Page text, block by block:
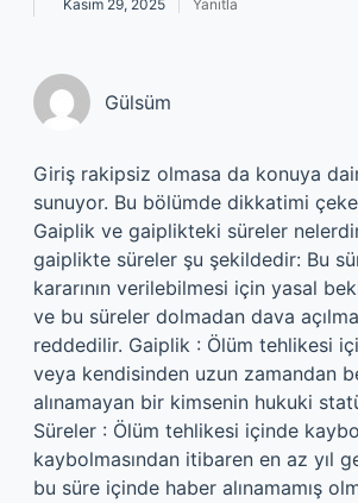
Kasım 29, 2025 Yanıtla
Gülsüm
Giriş rakipsiz olmasa da konuya
sunuyor. Bu bölümde dikkatimi
Gaiplik ve gaiplikteki süreler
gaiplikte süreler şu şekildedir: Bu
kararının verilebilmesi için yasal
ve bu süreler dolmadan dava
reddedilir. Gaiplik : Ölüm tehlikesi
veya kendisinden uzun zamandan
alınamayan bir kimsenin hukuki
Süreler : Ölüm tehlikesi içinde
kaybolmasından itibaren en az yıl
bu süre içinde haber alınamamış